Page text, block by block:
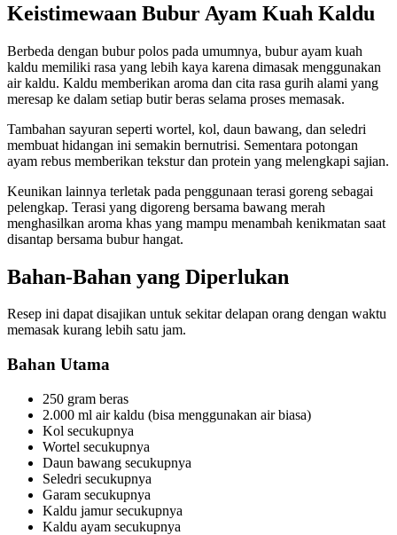
Keistimewaan Bubur Ayam Kuah Kaldu
Berbeda dengan bubur polos pada umumnya, bubur ayam kuah
kaldu memiliki rasa yang lebih kaya karena dimasak menggunakan
air kaldu. Kaldu memberikan aroma dan cita rasa gurih alami yang
meresap ke dalam setiap butir beras selama proses memasak.
Tambahan sayuran seperti wortel, kol, daun bawang, dan seledri
membuat hidangan ini semakin bernutrisi. Sementara potongan
ayam rebus memberikan tekstur dan protein yang melengkapi sajian.
Keunikan lainnya terletak pada penggunaan terasi goreng sebagai
pelengkap. Terasi yang digoreng bersama bawang merah
menghasilkan aroma khas yang mampu menambah kenikmatan saat
disantap bersama bubur hangat.
Bahan-Bahan yang Diperlukan
Resep ini dapat disajikan untuk sekitar delapan orang dengan waktu
memasak kurang lebih satu jam.
Bahan Utama
250 gram beras
2.000 ml air kaldu (bisa menggunakan air biasa)
Kol secukupnya
Wortel secukupnya
Daun bawang secukupnya
Seledri secukupnya
Garam secukupnya
Kaldu jamur secukupnya
Kaldu ayam secukupnya